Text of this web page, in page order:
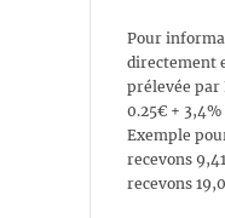
Pour
directement
prélevée par
0.25€ +
Exemple
recevons
recevons